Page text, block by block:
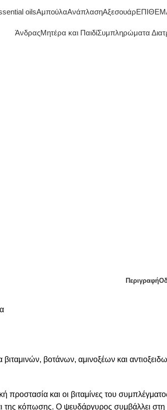
oilsΑμπούλαΑνάπλασηΑξεσουάρ
ΆνδραςΜητέρα και ΠαιδίΣυμπληρώματα
Περιγραφή
βοτάνων, αμινοξέων και
προστασία και οι βιταμίνες του
κόπωσης. Ο ψευδάργυρος συμβάλλει στη